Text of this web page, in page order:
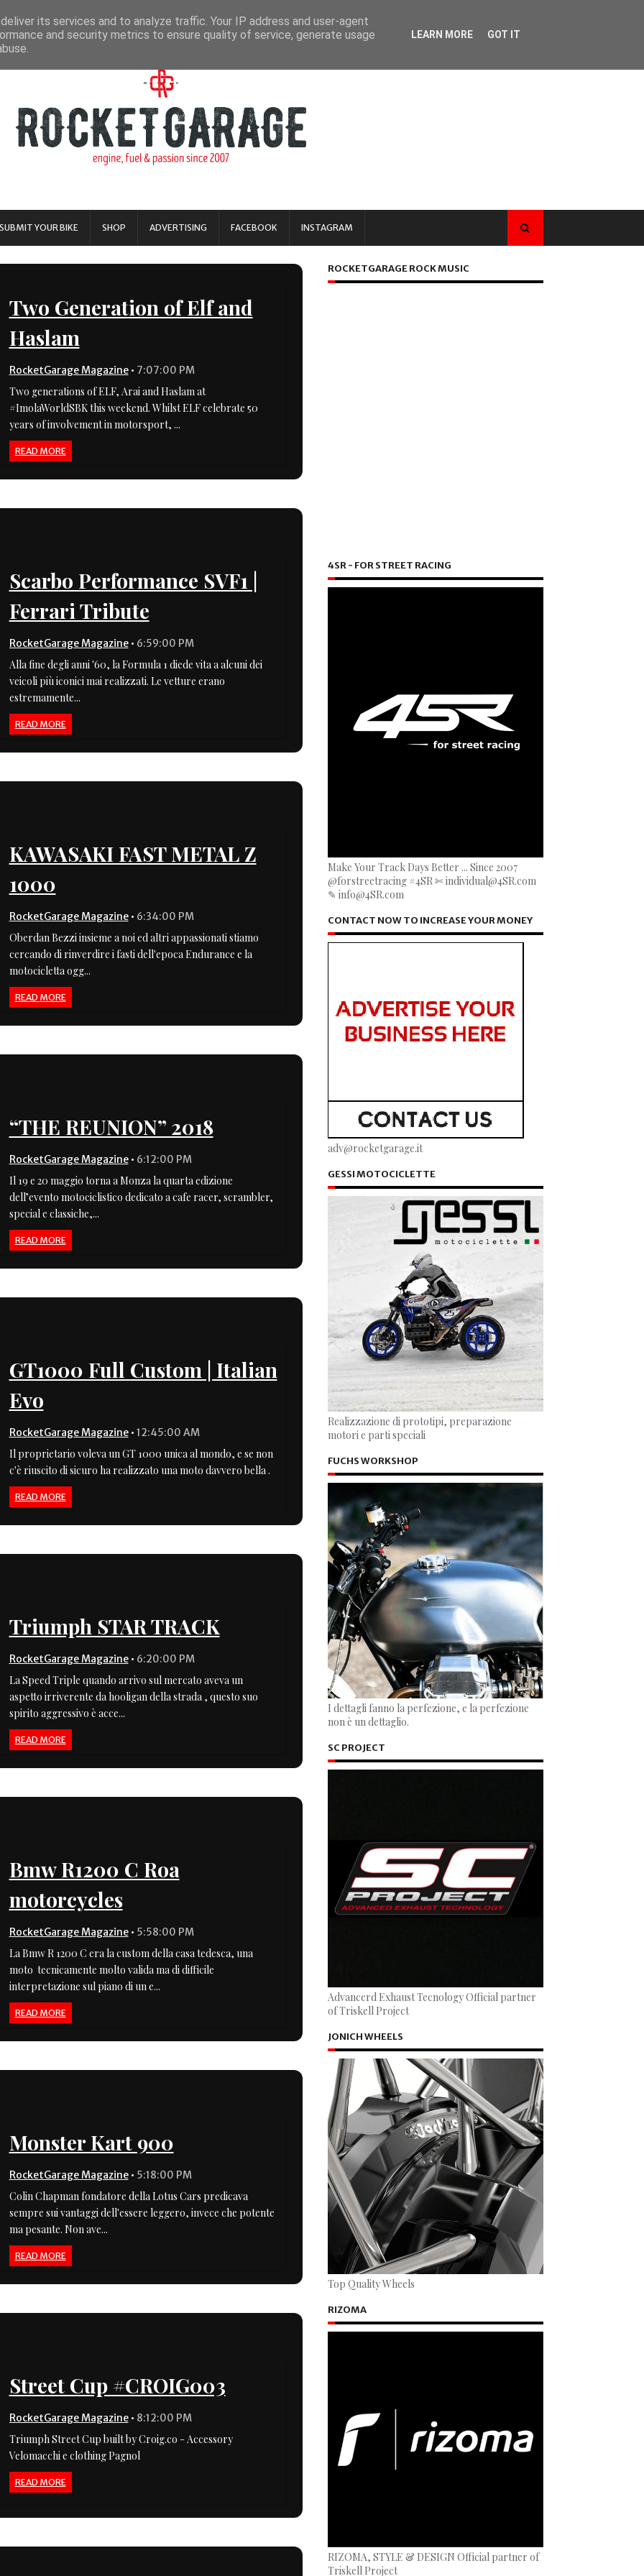
YOUR BIKE SHOP ADVERTISING FACEBOOK INSTAGRAM
Two Generation of Elf and
Haslam
RocketGarage Magazine• 7:07:00 PM
Two generations of ELF, Arai and Haslam at
#ImolaWorldSBK this weekend. Whilst ELF celebrate 50
years of involvement in motorsport, ...
READ MORE
Scarbo Performance SVF1 |
Ferrari Tribute
RocketGarage Magazine• 6:59:00 PM
Alla fine degli anni '60, la Formula 1 diede vita a alcuni dei
veicoli più iconici mai realizzati. Le vetture erano
estremamente...
READ MORE
KAWASAKI FAST METAL Z
1000
RocketGarage Magazine• 6:34:00 PM
Oberdan Bezzi insieme a noi ed altri appassionati stiamo
cercando di rinverdire i fasti dell'epoca Endurance e la
motocicletta ogg...
READ MORE
“THE REUNION” 2018
RocketGarage Magazine• 6:12:00 PM
Il 19 e 20 maggio torna a Monza la quarta edizione
dell’evento motociclistico dedicato a cafe racer, scrambler,
special e classiche,...
READ MORE
GT1000 Full Custom | Italian
Evo
RocketGarage Magazine• 12:45:00 AM
Il proprietario voleva un GT 1000 unica al mondo, e se non
c'è riuscito di sicuro ha realizzato una moto davvero bella .
READ MORE
Triumph STAR TRACK
RocketGarage Magazine• 6:20:00 PM
La Speed Triple quando arrivo sul mercato aveva un
aspetto irriverente da hooligan della strada , questo suo
spirito aggressivo è acce...
READ MORE
Bmw R1200 C Roa
motorcycles
RocketGarage Magazine• 5:58:00 PM
La Bmw R 1200 C era la custom della casa tedesca, una
moto tecnicamente molto valida ma di difficile
interpretazione sul piano di un e...
READ MORE
Monster Kart 900
RocketGarage Magazine• 5:18:00 PM
Colin Chapman fondatore della Lotus Cars predicava
sempre sui vantaggi dell'essere leggero, invece che potente
ma pesante. Non ave...
READ MORE
Street Cup #CROIG003
RocketGarage Magazine• 8:12:00 PM
Triumph Street Cup built by Croig.co - Accessory
Velomacchi e clothing Pagnol
READ MORE
ROCKETGARAGE ROCK MUSIC
4SR - FOR STREET RACING
Make Your Track Days Better ... Since 2007
@forstreetracing #4SR ✄ individual@4SR.com
✎ info@4SR.com
CONTACT NOW TO INCREASE YOUR MONEY
adv@rocketgarage.it
GESSI MOTOCICLETTE
Realizzazione di prototipi, preparazione
motori e parti speciali
FUCHS WORKSHOP
I dettagli fanno la perfezione, e la perfezione
non è un dettaglio.
SC PROJECT
Advancerd Exhaust Tecnology Official partner
of Triskell Project
JONICH WHEELS
Top Quality Wheels
RIZOMA
RIZOMA, STYLE & DESIGN Official partner of
Triskell Project
its services and to analyze traffic. Your IP address and user-agent
and security metrics to ensure quality of service, generate usage
LEARN MORE GOT IT